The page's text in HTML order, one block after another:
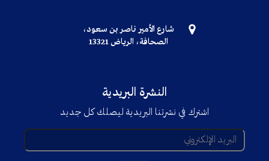
شارع الأمير ناصر بن سعود،
الصحافة، الرياض 13321
النشرة البريدية
اشترك في نشرتنا البريدية ليصلك كل جديد